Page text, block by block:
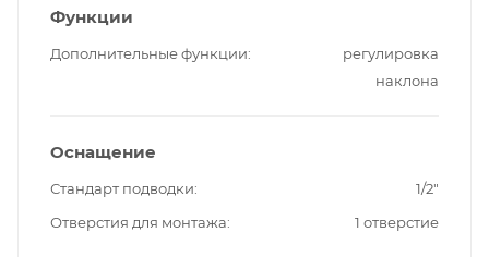
Функции
Дополнительные функции
регулировка
наклона
Оснащение
Стандарт подводки
1/2"
Отверстия для монтажа
1 отверстие